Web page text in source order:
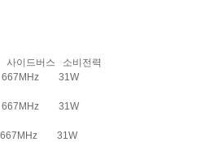
드버스 소비전력
667MHz 31W
667MHz 31W
31W